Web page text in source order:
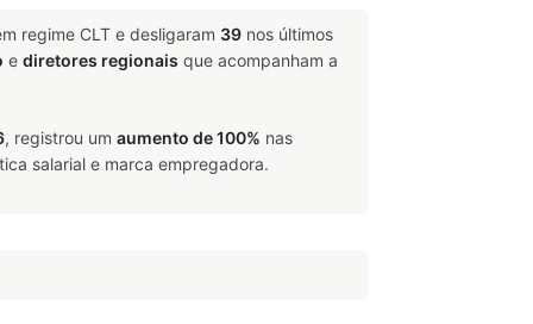
regime CLT e desligaram 39 nos últimos
e diretores regionais que acompanham a
, registrou um aumento de 100% nas
salarial e marca empregadora.